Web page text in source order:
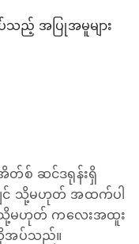
ည့် အပြုအမူများ
တ်စ် ဆင်ဒရုန်းရှိ
င် သို့မဟုတ် အထက်ပါ
သို့မဟုတ် ကလေးအထူး
လိုအပ်သည်။